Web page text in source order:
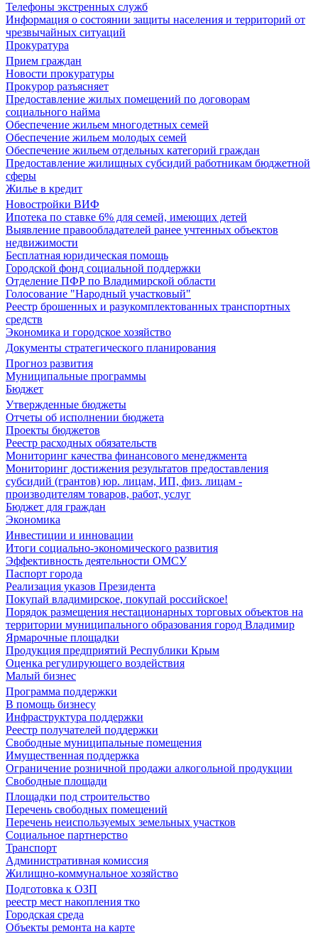
Телефоны экстренных служб
Информация о состоянии защиты населения и территорий от
чрезвычайных ситуаций
Прокуратура
Прием граждан
Новости прокуратуры
Прокурор разъясняет
Предоставление жилых помещений по договорам
социального найма
Обеспечение жильем многодетных семей
Обеспечение жильем молодых семей
Обеспечение жильем отдельных категорий граждан
Предоставление жилищных субсидий работникам бюджетной
сферы
Жилье в кредит
Новостройки ВИФ
Ипотека по ставке 6% для семей, имеющих детей
Выявление правообладателей ранее учтенных объектов
недвижимости
Бесплатная юридическая помощь
Городской фонд социальной поддержки
Отделение ПФР по Владимирской области
Голосование "Народный участковый"
Реестр брошенных и разукомплектованных транспортных
средств
Экономика и городское хозяйство
Документы стратегического планирования
Прогноз развития
Муниципальные программы
Бюджет
Утвержденные бюджеты
Отчеты об исполнении бюджета
Проекты бюджетов
Реестр расходных обязательств
Мониторинг качества финансового менеджмента
Мониторинг достижения результатов предоставления
субсидий (грантов) юр. лицам, ИП, физ. лицам -
производителям товаров, работ, услуг
Бюджет для граждан
Экономика
Инвестиции и инновации
Итоги социально-экономического развития
Эффективность деятельности ОМСУ
Паспорт города
Реализация указов Президента
Покупай владимирское, покупай российское!
Порядок размещения нестационарных торговых объектов на
территории муниципального образования город Владимир
Ярмарочные площадки
Продукция предприятий Республики Крым
Оценка регулирующего воздействия
Малый бизнес
Программа поддержки
В помощь бизнесу
Инфраструктура поддержки
Реестр получателей поддержки
Свободные муниципальные помещения
Имущественная поддержка
Ограничение розничной продажи алкогольной продукции
Свободные площади
Площадки под строительство
Перечень свободных помещений
Перечень неиспользуемых земельных участков
Социальное партнерство
Транспорт
Административная комиссия
Жилищно-коммунальное хозяйство
Подготовка к ОЗП
реестр мест накопления тко
Городская среда
Объекты ремонта на карте